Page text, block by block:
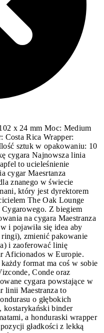
x 24 mm Moc: Medium
Costa Rica Wrapper:
sztuk w opakowaniu: 10
cygara Najnowsza linia
to ucieleśnienie
cygar Maesrtanza
znanego w świecie
który jest dyrektorem
The Oak Lounge
Z biegiem
na cygara Maestranza
i pojawiła się idea aby
zmienić pakowanie
i zaoferować linię
Aficionados w Europie.
format ma coś w sobie
Conde oraz
cygara powstające w
linii Maestranza to
o głębokich
kostarykański binder
a honduraski wrapper
gładkości z lekką